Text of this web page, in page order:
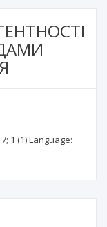
1 (1)Language: